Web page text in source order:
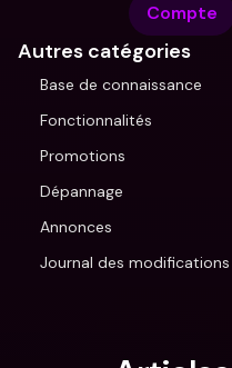
Compte
Autres catégories
Base de connaissance
Fonctionnalités
Promotions
Dépannage
Annonces
Journal des modifications